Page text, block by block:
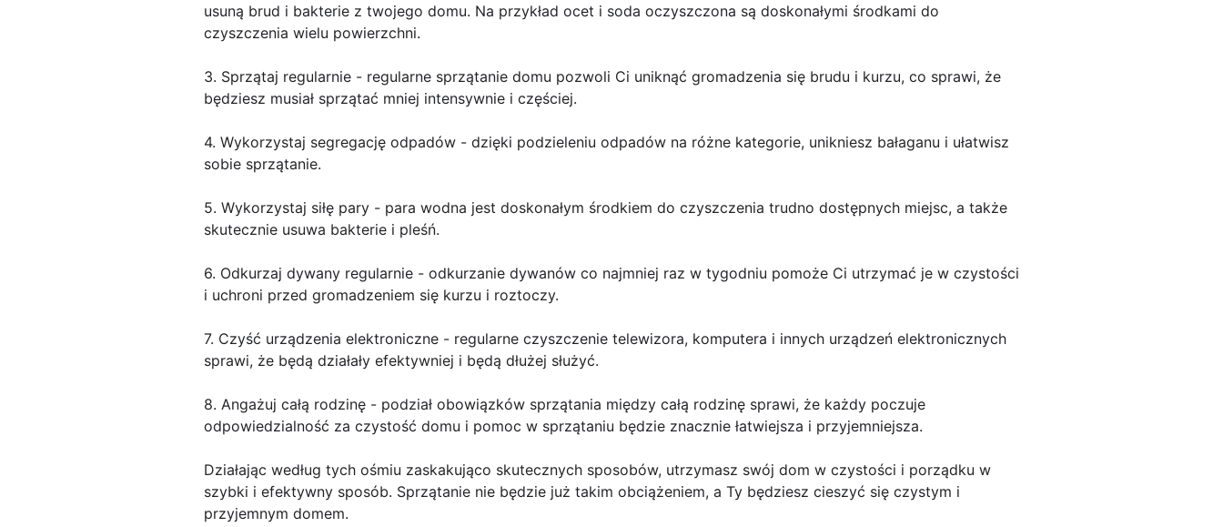
usuną brud i bakterie z twojego domu. Na przykład ocet i soda oczyszczona są doskonałymi środkami do
czyszczenia wielu powierzchni.
3. Sprzątaj regularnie - regularne sprzątanie domu pozwoli Ci uniknąć gromadzenia się brudu i kurzu, co sprawi, że
będziesz musiał sprzątać mniej intensywnie i częściej.
4. Wykorzystaj segregację odpadów - dzięki podzieleniu odpadów na różne kategorie, unikniesz bałaganu i ułatwisz
sobie sprzątanie.
5. Wykorzystaj siłę pary - para wodna jest doskonałym środkiem do czyszczenia trudno dostępnych miejsc, a także
skutecznie usuwa bakterie i pleśń.
6. Odkurzaj dywany regularnie - odkurzanie dywanów co najmniej raz w tygodniu pomoże Ci utrzymać je w czystości
i uchroni przed gromadzeniem się kurzu i roztoczy.
7. Czyść urządzenia elektroniczne - regularne czyszczenie telewizora, komputera i innych urządzeń elektronicznych
sprawi, że będą działały efektywniej i będą dłużej służyć.
8. Angażuj całą rodzinę - podział obowiązków sprzątania między całą rodzinę sprawi, że każdy poczuje
odpowiedzialność za czystość domu i pomoc w sprzątaniu będzie znacznie łatwiejsza i przyjemniejsza.
Działając według tych ośmiu zaskakująco skutecznych sposobów, utrzymasz swój dom w czystości i porządku w
szybki i efektywny sposób. Sprzątanie nie będzie już takim obciążeniem, a Ty będziesz cieszyć się czystym i
przyjemnym domem.